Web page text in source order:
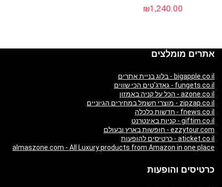
₪1,240.00
אתרים מומלצים
bigapple.co.il - בלוג בניית אתרים
fungets.co.il - גאדג'טים הכי שווים
azone.co.il - הכל על קניה באמזון
zipzap.co.il - מוצרי חשמל במחירים הגיוניים
fnews.co.il - חדשות כלכלה
giftim.co.il - קניות באינטרנט
ezzytour.com - חופשות בארץ ובעולם
aticket.co.il - כרטיסים להופעות
almaszone.com - All Luxury products from Amazon in one place
כרטיסים והופעות